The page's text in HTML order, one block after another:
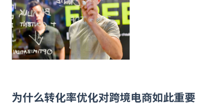
为什么转化率优化对跨境电商如此重要